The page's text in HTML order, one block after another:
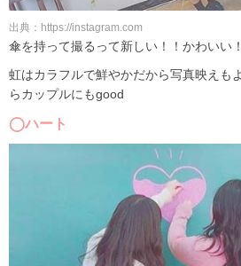
出典：https://instagram.com
傘を持って撮るって新しい！！かわいい
虹はカラフルで鮮やかだから写真映えも
らカップルにもgood
◯ハート